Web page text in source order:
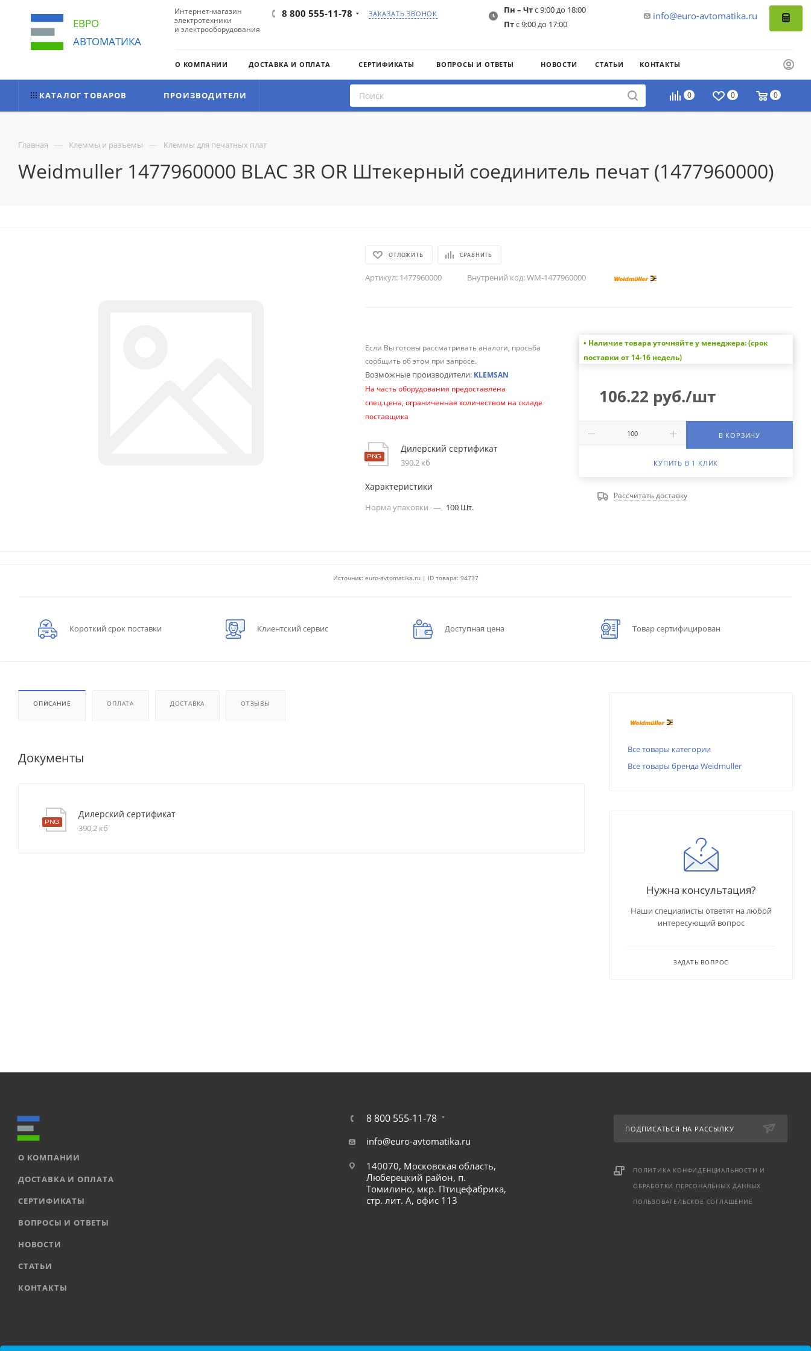
ЕВРО
АВТОМАТИКА
Интернет-магазин
электротехники
и электрооборудования
8 800 555-11-78 ЗАКАЗАТЬ ЗВОНОК info@euro-avtomatika.ru
Пн – Чтс 9:00 до 18:00
Птс 9:00 до 17:00
О КОМПАНИИ ДОСТАВКА И ОПЛАТА СЕРТИФИКАТЫ ВОПРОСЫ И ОТВЕТЫ НОВОСТИ СТАТЬИ КОНТАКТЫ
0 0 0
КАТАЛОГ ТОВАРОВ ПРОИЗВОДИТЕЛИ
Главная — Клеммы и разъемы — Клеммы для печатных плат
Weidmuller 1477960000 BLAC 3R OR Штекерный соединитель печат (1477960000)
ОТЛОЖИТЬ СРАВНИТЬ
Артикул: 1477960000 Внутрений код:WM-1477960000
Если Вы готовы рассматривать аналоги, просьба
сообщить об этом при запросе.
Возможные производители: KLEMSAN
На часть оборудования предоставлена
спец.цена, ограниченная количеством на складе
поставщика
Дилерский сертификат
390,2 кб
Характеристики
Норма упаковки — 100 Шт.
• Наличие товара уточняйте у менеджера: (срок
поставки от 14-16 недель)
106.22 руб./шт
В КОРЗИНУ
КУПИТЬ В 1 КЛИК
Рассчитать доставку
Источник: euro-avtomatika.ru | ID товара: 94737
Короткий срок поставки Клиентский сервис Доступная цена Товар сертифицирован
ОПИСАНИЕ ОПЛАТА ДОСТАВКА ОТЗЫВЫ
Документы
Дилерский сертификат
390,2 кб
Все товары категории
Все товары бренда Weidmuller
Нужна консультация?
Наши специалисты ответят на любой
интересующий вопрос
ЗАДАТЬ ВОПРОС
О КОМПАНИИ
ДОСТАВКА И ОПЛАТА
СЕРТИФИКАТЫ
ВОПРОСЫ И ОТВЕТЫ
НОВОСТИ
СТАТЬИ
КОНТАКТЫ
8 800 555-11-78
info@euro-avtomatika.ru
140070, Московская область,
Люберецкий район, п.
Томилино, мкр. Птицефабрика,
стр. лит. А, офис 113
ПОДПИСАТЬСЯ НА РАССЫЛКУ
ПОЛИТИКА КОНФИДЕНЦИАЛЬНОСТИ И
ОБРАБОТКИ ПЕРСОНАЛЬНЫХ ДАННЫХ
ПОЛЬЗОВАТЕЛЬСКОЕ СОГЛАШЕНИЕ